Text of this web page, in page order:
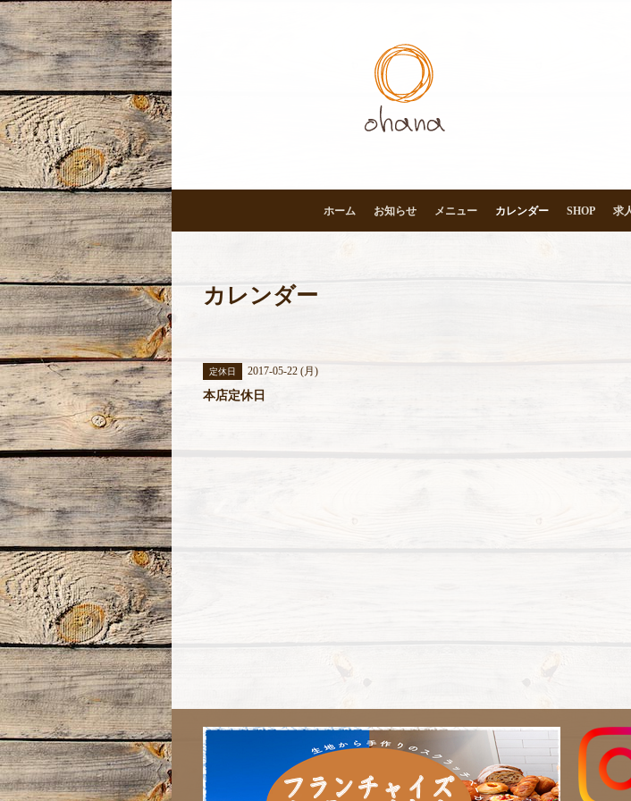
ホーム お知らせ メニュー カレンダー SHOP 求
カレンダー
定休日 2017-05-22 (月)
本店定休日